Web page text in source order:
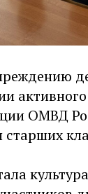
активного
ОМВД
старших